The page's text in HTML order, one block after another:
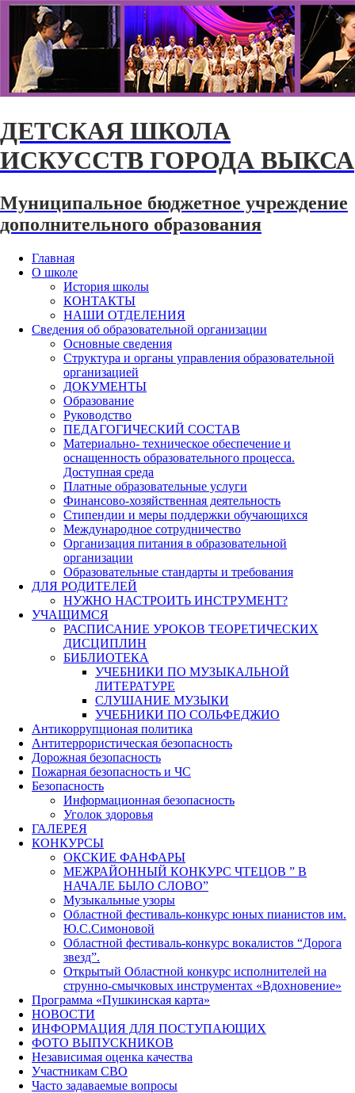
ДЕТСКАЯ ШКОЛА
ИСКУССТВ ГОРОДА ВЫКСА
Муниципальное бюджетное учреждение
дополнительного образования
Главная
О школе
История школы
КОНТАКТЫ
НАШИ ОТДЕЛЕНИЯ
Сведения об образовательной организации
Основные сведения
Структура и органы управления образовательной
организацией
ДОКУМЕНТЫ
Образование
Руководство
ПЕДАГОГИЧЕСКИЙ СОСТАВ
Материально- техническое обеспечение и
оснащенность образовательного процесса.
Доступная среда
Платные образовательные услуги
Финансово-хозяйственная деятельность
Стипендии и меры поддержки обучающихся
Международное сотрудничество
Организация питания в образовательной
организации
Образовательные стандарты и требования
ДЛЯ РОДИТЕЛЕЙ
НУЖНО НАСТРОИТЬ ИНСТРУМЕНТ?
УЧАЩИМСЯ
РАСПИСАНИЕ УРОКОВ ТЕОРЕТИЧЕСКИХ
ДИСЦИПЛИН
БИБЛИОТЕКА
УЧЕБНИКИ ПО МУЗЫКАЛЬНОЙ
ЛИТЕРАТУРЕ
СЛУШАНИЕ МУЗЫКИ
УЧЕБНИКИ ПО СОЛЬФЕДЖИО
Антикоррупционая политика
Антитеррористическая безопасность
Дорожная безопасность
Пожарная безопасность и ЧС
Безопасность
Информационная безопасность
Уголок здоровья
ГАЛЕРЕЯ
КОНКУРСЫ
ОКСКИЕ ФАНФАРЫ
МЕЖРАЙОННЫЙ КОНКУРС ЧТЕЦОВ ” В
НАЧАЛЕ БЫЛО СЛОВО”
Музыкальные узоры
Областной фестиваль-конкурс юных пианистов им.
Ю.С.Симоновой
Областной фестиваль-конкурс вокалистов “Дорога
звезд”.
Открытый Областной конкурс исполнителей на
струнно-смычковых инструментах «Вдохновение»
Программа «Пушкинская карта»
НОВОСТИ
ИНФОРМАЦИЯ ДЛЯ ПОСТУПАЮЩИХ
ФОТО ВЫПУСКНИКОВ
Независимая оценка качества
Участникам СВО
Часто задаваемые вопросы